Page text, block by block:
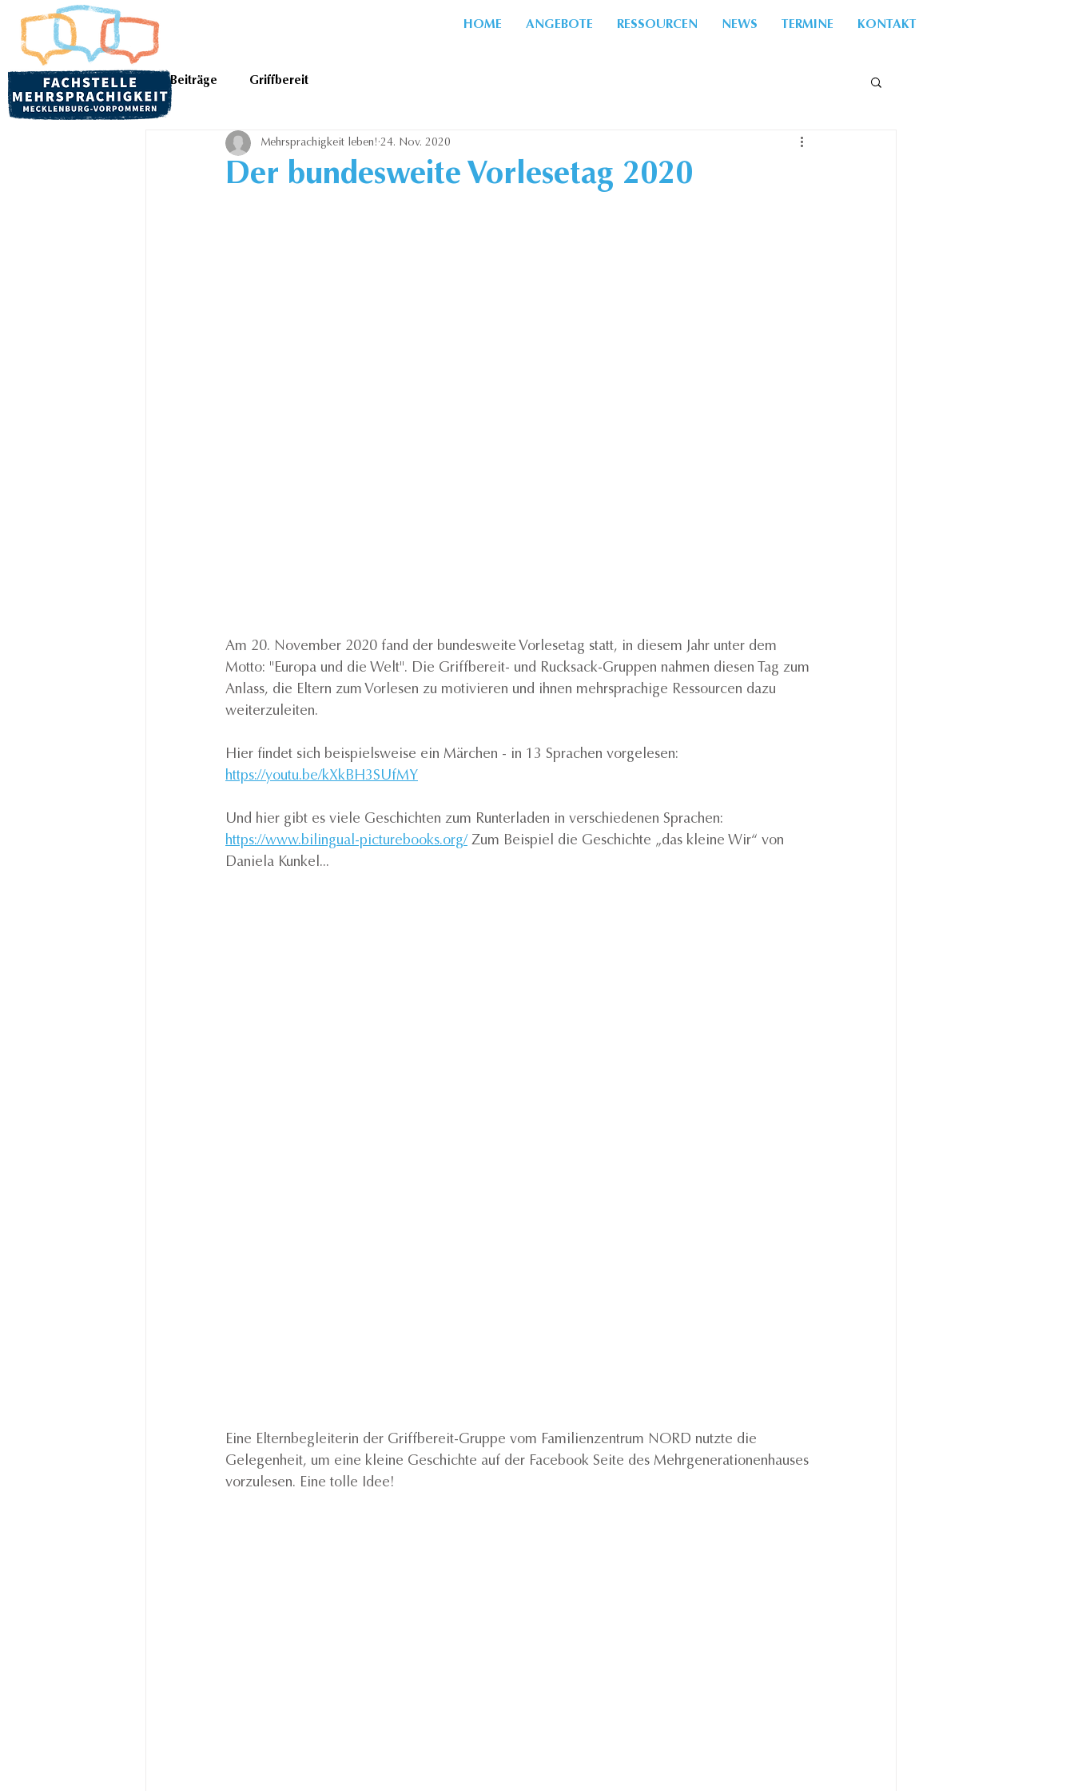
HOME ANGEBOTE RESSOURCEN NEWS TERMINE KONTAKT
Alle Beiträge Griffbereit
Der bundesweite Vorlesetag 2020
Mehrsprachigkeit leben! 24. Nov. 2020
Am 20. November 2020 fand der bundesweite Vorlesetag statt, in diesem Jahr unter dem
Motto: "Europa und die Welt". Die Griffbereit- und Rucksack-Gruppen nahmen diesen Tag zum
Anlass, die Eltern zum Vorlesen zu motivieren und ihnen mehrsprachige Ressourcen dazu
weiterzuleiten.
Hier findet sich beispielsweise ein Märchen - in 13 Sprachen vorgelesen:
https://youtu.be/kXkBH3SUfMY
Und hier gibt es viele Geschichten zum Runterladen in verschiedenen Sprachen:
https://www.bilingual-picturebooks.org/ Zum Beispiel die Geschichte „das kleine Wir“ von
Daniela Kunkel...
Eine Elternbegleiterin der Griffbereit-Gruppe vom Familienzentrum NORD nutzte die
Gelegenheit, um eine kleine Geschichte auf der Facebook Seite des Mehrgenerationenhauses
vorzulesen. Eine tolle Idee!